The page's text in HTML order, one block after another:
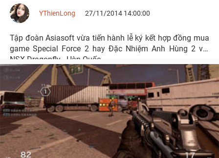
YThienLong 27/11/2014 14:00:00
Tập đoàn Asiasoft vừa tiến hành lễ ký kết hợp đồng mua
game Special Force 2 hay Đặc Nhiệm Anh Hùng 2 với
NSX Dragonfly - Hàn Quốc.